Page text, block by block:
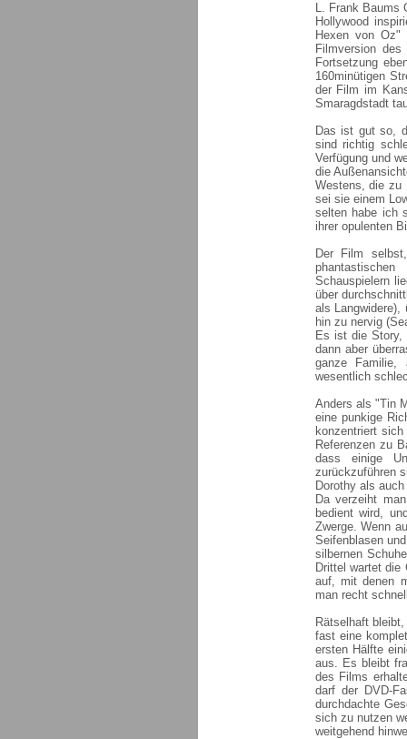
L. Frank Baums
Hollywood
Hexen von Oz"
Filmversion
Fortsetzung
160minütigen
der Film im
Smaragdstadt
Das ist gut so,
sind richtig
Verfügung und
die
Westens, die zu
sei sie einem
selten habe ich
ihrer opulenten
Der Film
Schauspielern
über
als Langwidere),
hin zu nervig
Es ist die Story,
dann aber
ganze Familie,
wesentlich
Anders als "Tin
eine punkige
konzentriert
Referenzen zu
dass einige
zurückzuführen
Dorothy als
Da verzeiht
bedient wird,
Zwerge. Wenn
Seifenblasen
silbernen
Drittel wartet die
auf, mit denen
man recht
Rätselhaft
fast eine
ersten Hälfte
aus. Es bleibt
des Films
darf der DVD-
durchdachte
sich zu nutzen
weitgehend